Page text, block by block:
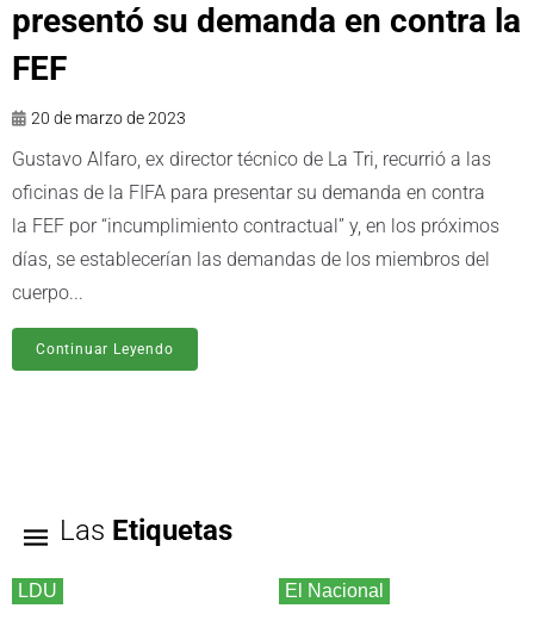
presentó su demanda en contra la
FEF
20 de marzo de 2023
Gustavo Alfaro, ex director técnico de La Tri, recurrió a las
oficinas de la FIFA para presentar su demanda en contra
la FEF por “incumplimiento contractual” y, en los próximos
días, se establecerían las demandas de los miembros del
cuerpo...
Continuar Leyendo
Las Etiquetas
LDU El Nacional